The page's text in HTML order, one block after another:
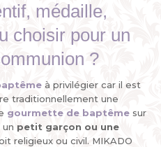
médaille,
choisir pour un
?
à privilégier car il est
traditionnellement une
gourmette de baptême sur
petit garçon ou une
religieux ou civil. MIKADO